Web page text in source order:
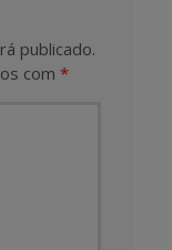
publicado.
com *